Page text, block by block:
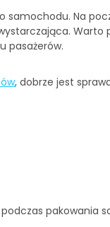
Na
Warto
pasażerów.
, dobrze jest
pakowania